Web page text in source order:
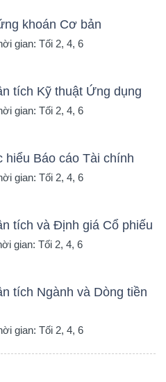
khoán Cơ bản
gian: Tối 2, 4, 6
tích Kỹ thuật Ứng dụng
gian: Tối 2, 4, 6
hiểu Báo cáo Tài chính
gian: Tối 2, 4, 6
tích và Định giá Cổ phiếu
gian: Tối 2, 4, 6
tích Ngành và Dòng tiền
gian: Tối 2, 4, 6